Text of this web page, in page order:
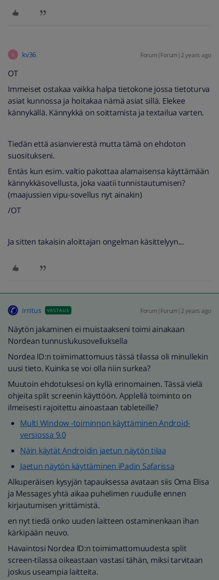
K kv36 Forum|Forum|2 years ago
OT
Immeiset ostakaa vaikka halpa tietokone jossa tietoturva
asiat kunnossa ja hoitakaa nämä asiat sillä. Elekee
kännykällä. Kännykkä on soittamista ja textailua varten.
Tiedän että asianvierestä mutta tämä on ehdoton
suositukseni.
Entäs kun esim. valtio pakottaa alamaisensa käyttämään
kännykkäsovellusta, joka vaatii tunnistautumisen?
(maajussien vipu-sovellus nyt ainakin)
/OT
Ja sitten takaisin aloittajan ongelman käsittelyyn...
irritus VASTAUS Forum|Forum|2 years ago
Näytön jakaminen ei muistaakseni toimi ainakaan
Nordean tunnuslukusovelluksella
Nordea ID:n toimimattomuus tässä tilassa oli minullekin
uusi tieto. Kuinka se voi olla niin surkea?
Muutoin ehdotuksesi on kyllä erinomainen. Tässä vielä
ohjeita split screenin käyttöön. Applellä toiminto on
ilmeisesti rajoitettu ainoastaan tableteille?
Multi Window -toiminnon käyttäminen Android-
versiossa 9.0
Näin käytät Androidin jaetun näytön tilaa
Jaetun näytön käyttäminen iPadin Safarissa
Alkuperäisen kysyjän tapauksessa avataan siis Oma Elisa
ja Messages yhtä aikaa puhelimen ruudulle ennen
kirjautumisen yrittämistä.
en nyt tiedä onko uuden laitteen ostaminenkaan ihan
kärkipään neuvo.
Havaintosi Nordea ID:n toimimattomuudesta split
screen-tilassa oikeastaan vastasi tähän, miksi tarvitaan
joskus useampia laitteita.